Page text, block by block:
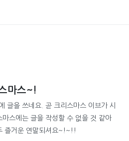
마스~!
글을 쓰네요. 곧 크리스마스 이브가 시
마스에는 글을 작성할 수 없을 것 같아
즐거운 연말되셔요~!~!!